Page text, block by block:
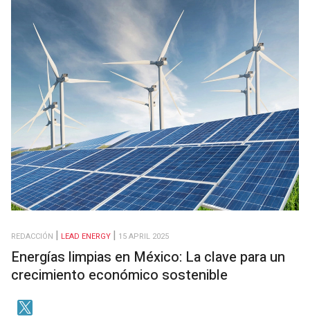
REDACCIÓN LEAD ENERGY 15 APRIL 2025
Energías limpias en México: La clave para un
crecimiento económico sostenible